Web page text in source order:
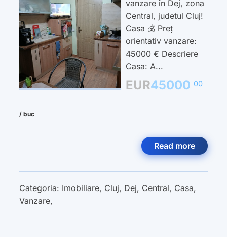
vanzare în Dej, zona
Central, judetul Cluj!
Casa 💰 Preț
orientativ vanzare:
45000 € Descriere
Casa: A...
EUR45000 00
/ buc
Read more
Categoria: Imobiliare, Cluj, Dej, Central, Casa,
Vanzare,